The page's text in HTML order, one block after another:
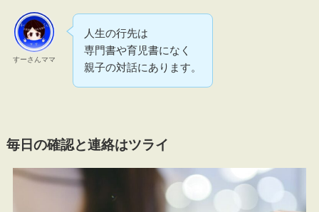
すーさんママ
人生の行先は
専門書や育児書になく
親子の対話にあります。
毎日の確認と連絡はツライ